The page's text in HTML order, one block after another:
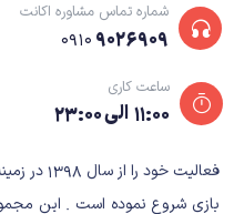
شماره تماس مشاوره اکانت
۰۹۱۰ ۹۰۲۶۹۰۹
ساعت کاری
۱۱:۰۰ الی ۲۳:۰۰
فعالیت
بازی شروع نموده است . این